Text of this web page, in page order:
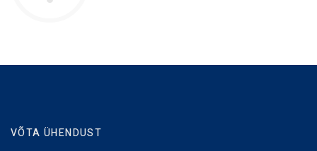
VÕTA ÜHENDUST